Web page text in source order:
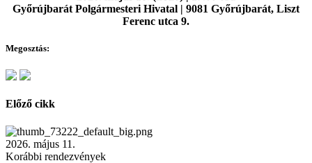
Győrújbarát Polgármesteri Hivatal | 9081 Győrújbarát, Liszt
Ferenc utca 9.
Megosztás:
Előző cikk
2026. május 11.
Korábbi rendezvények